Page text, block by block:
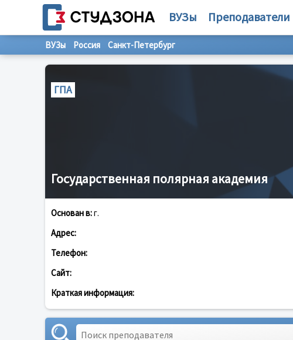
ВУЗы Преподаватели
ВУЗы Россия Санкт-Петербург
ГПА
Государственная полярная академия
Основан в:г.
Адрес:
Телефон:
Сайт:
Краткая информация: